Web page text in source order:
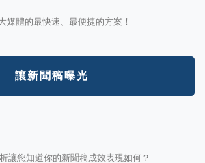
媒體的最快速、最便捷的方案！
讓新聞稿曝光
讓您知道你的新聞稿成效表現如何？